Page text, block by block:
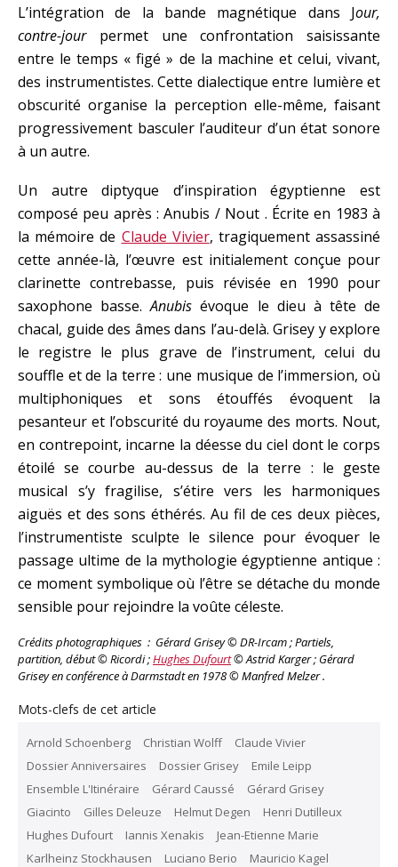
L’intégration de la bande magnétique dans Jour,
contre-jourpermet une confrontation saisissante
entre le temps « figé » de la machine et celui, vivant,
des instrumentistes. Cette dialectique entre lumière et
obscurité organise la perception elle-même, faisant
progressivement basculer l’auditeur d’un état sonore
à un autre.
Un autre diptyque d’inspiration égyptienne est
composé peu après : Anubis / Nout . Écrite en 1983 à
la mémoire de Claude Vivier, tragiquement assassiné
cette année-là, l’œuvre est initialement conçue pour
clarinette contrebasse, puis révisée en 1990 pour
saxophone basse.Anubis évoque le dieu à tête de
chacal, guide des âmes dans l’au-delà. Grisey y explore
le registre le plus grave de l’instrument, celui du
souffle et de la terre : une musique de l’immersion, où
multiphoniques et sons étouffés évoquent la
pesanteur et l’obscurité du royaume des morts. Nout,
en contrepoint, incarne la déesse du ciel dont le corps
étoilé se courbe au-dessus de la terre : le geste
musical s’y fragilise, s’étire vers les harmoniques
aiguës et des sons éthérés. Au fil de ces deux pièces,
l’instrumentiste sculpte le silence pour évoquer le
passage ultime de la mythologie égyptienne antique :
ce moment symbolique où l’être se détache du monde
sensible pour rejoindre la voûte céleste.
Crédits photographiques : Gérard Grisey © DR-Ircam ;Partiels,
partition, début © Ricordi ;Hughes Dufourt© Astrid Karger ; Gérard
Grisey en conférence à Darmstadt en 1978 © Manfred Melzer .
Mots-clefs de cet article
Arnold Schoenberg Christian Wolff
Claude Vivier
Dossier Anniversaires
Dossier Grisey
Emile Leipp
Ensemble L'Itinéraire
Gérard Caussé
Gérard Grisey
Giacinto
Gilles Deleuze Helmut Degen
Henri Dutilleux
Hughes Dufourt
Iannis Xenakis
Jean-Etienne Marie
Karlheinz Stockhausen
Luciano Berio
Mauricio Kagel